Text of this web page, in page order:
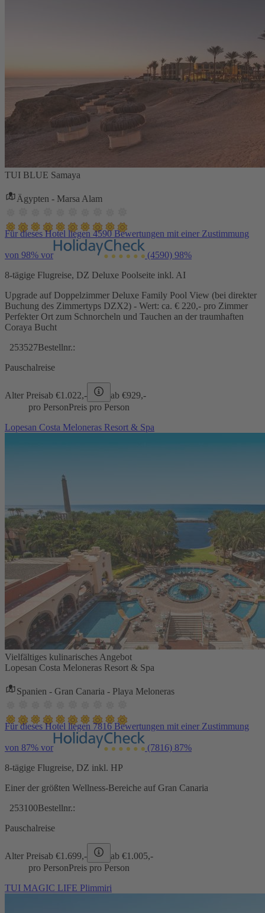
TUI BLUE Samaya
Ägypten - Marsa Alam
Für dieses Hotel liegen 4590 Bewertungen mit einer Zustimmung
von 98% vor (4590) 98%
8-tägige Flugreise, DZ Deluxe Poolseite inkl. AI
Upgrade auf Doppelzimmer Deluxe Family Pool View (bei direkter
Buchung des Zimmertyps DZX2) - Wert: ca. € 220,- pro Zimmer
Perfekter Ort zum Schnorcheln und Tauchen an der traumhaften
Coraya Bucht
253527Bestellnr.:
Pauschalreise
Alter Preisab €1.022,- ab €929,-
pro PersonPreis pro Person
Lopesan Costa Meloneras Resort & Spa
Vielfältiges kulinarisches Angebot
Lopesan Costa Meloneras Resort & Spa
Spanien - Gran Canaria - Playa Meloneras
Für dieses Hotel liegen 7816 Bewertungen mit einer Zustimmung
von 87% vor (7816) 87%
8-tägige Flugreise, DZ inkl. HP
Einer der größten Wellness-Bereiche auf Gran Canaria
253100Bestellnr.:
Pauschalreise
Alter Preisab €1.699,- ab €1.005,-
pro PersonPreis pro Person
TUI MAGIC LIFE Plimmiri